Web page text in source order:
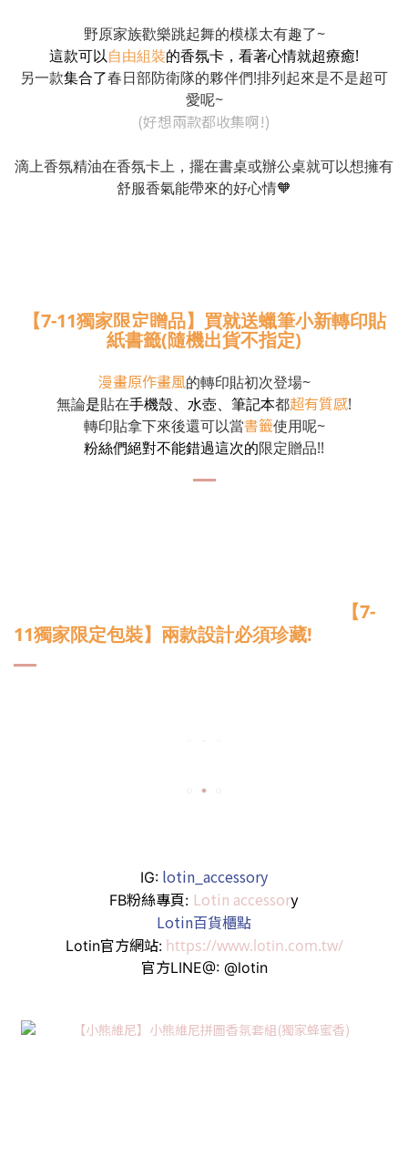
野原家族歡樂跳起舞的模樣太有趣了~
這款可以自由組裝的香氛卡，看著心情就超療癒!
另一款集合了春日部防衛隊的夥伴們!排列起來是不是超可
愛呢~
(好想兩款都收集啊!)
滴上香氛精油在香氛卡上，擺在書桌或辦公桌就可以想擁有
舒服香氣能帶來的好心情🧡
【7-11獨家限定贈品】買就送蠟筆小新轉印貼
紙書籤(隨機出貨不指定)
漫畫原作畫風的轉印貼初次登場~
無論是貼在手機殼、水壺、筆記本都超有質感!
轉印貼拿下來後還可以當書籤使用呢~
粉絲們絕對不能錯過這次的限定贈品!!
【7-
11獨家限定包裝】兩款設計必須珍藏!
IG: lotin_accessory
FB粉絲專頁: Lotin accessory
Lotin百貨櫃點
Lotin官方網站: https://www.lotin.com.tw/
官方LINE@: @lotin